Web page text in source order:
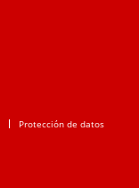
Protección de datos